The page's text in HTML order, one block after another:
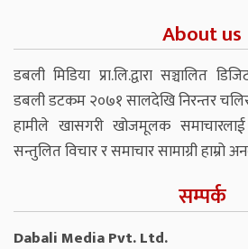
About us
डबली मिडिया प्रा.लि.द्वारा सञ्चालित
डबली डटकम २०७१ सालदेखि निरन्तर
हामीले खासगरी खोजमूलक
सन्तुलित विचार र समाचार सामाग्री हाम्रो
सम्पर्क
Dabali Media Pvt. Ltd.